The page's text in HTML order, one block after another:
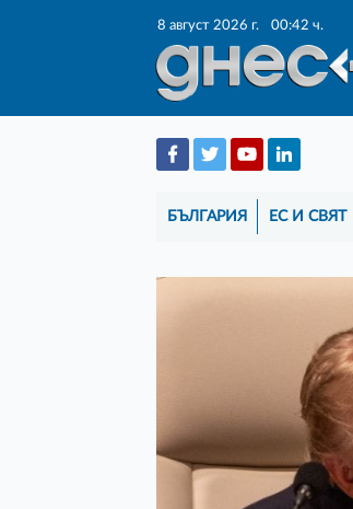
8 август 2026 г. 00:42 ч.
БЪЛГАРИЯ ЕС И СВЯТ